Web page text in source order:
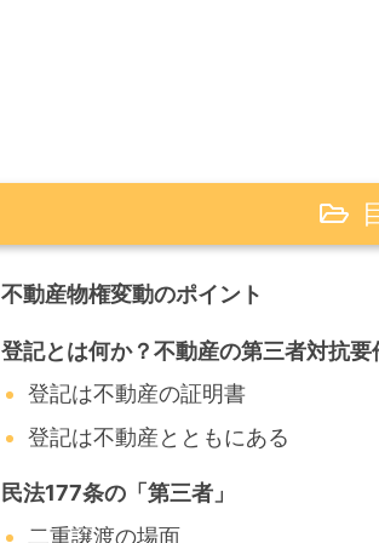
不動産物権変動のポイント
登記とは何か？不動産の第三者対抗要
登記は不動産の証明書
登記は不動産とともにある
民法177条の「第三者」
二重譲渡の場面